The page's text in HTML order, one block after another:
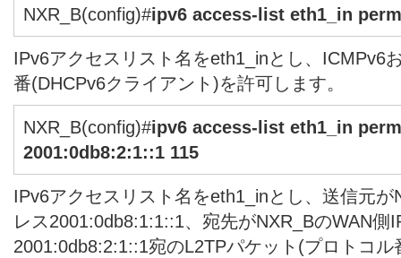
NXR_B(config)#ipv6 access-list eth1_in
IPv6アクセスリスト名をeth1_inとし、ICMPv6
番(DHCPv6クライアント)を許可します。
NXR_B(config)#ipv6 access-list eth1_in
2001:0db8:2:1::1 115
IPv6アクセスリスト名をeth1_inとし、送信元が
レス2001:0db8:1:1::1、宛先がNXR_BのWAN側
2001:0db8:2:1::1宛のL2TPパケット(プロトコ